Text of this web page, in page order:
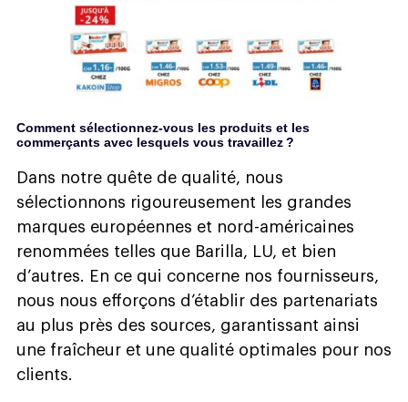
Comment sélectionnez-vous les produits et les
commerçants avec lesquels vous travaillez ?
Dans notre quête de qualité, nous
sélectionnons rigoureusement les grandes
marques européennes et nord-américaines
renommées telles que Barilla, LU, et bien
d’autres. En ce qui concerne nos fournisseurs,
nous nous efforçons d’établir des partenariats
au plus près des sources, garantissant ainsi
une fraîcheur et une qualité optimales pour nos
clients.